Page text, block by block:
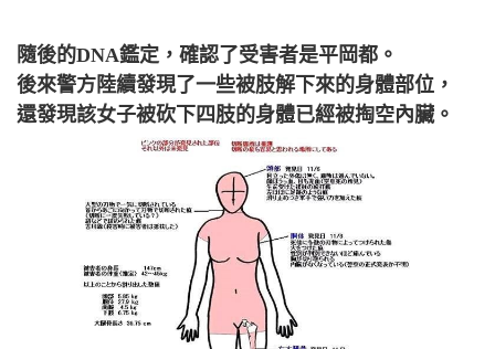
隨後的DNA鑑定，確認了受害者是平岡都。
後來警方陸續發現了一些被肢解下來的身體部位，
還發現該女子被砍下四肢的身體已經被掏空內臟。